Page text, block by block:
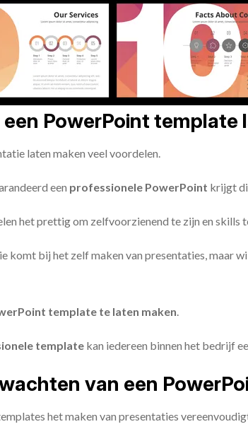
een PowerPoint template
laten maken veel voordelen.
een professionele PowerPoint krijgt
het prettig om zelfvoorzienend te zijn en
komt bij het zelf maken van presentaties, maar
template te laten maken.
template kan iedereen binnen het bedrijf
van een
het maken van presentaties